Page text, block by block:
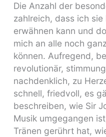
Die Anzahl der
zahlreich, dass ich
erwähnen kann und
mich an alle noch
können. Aufregend,
revolutionär,
nachdenklich, zu
schnell, friedvoll, es
beschreiben, wie Sir
Musik umgegangen
Tränen gerührt hat,